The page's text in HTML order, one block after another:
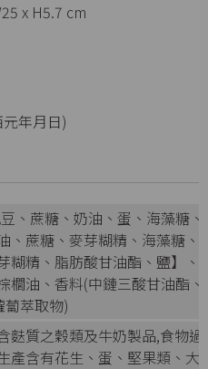
x H5.7 cm
年月日)
、蔗糖、奶油、蛋、海藻糖
、蔗糖、麥芽糊精、海藻糖
糊精、脂肪酸甘油酯、鹽】
櫚油、香料(中鏈三酸甘油酯
蔔萃取物)
麩質之穀類及牛奶製品,食物
產含有花生、蛋、堅果類、大